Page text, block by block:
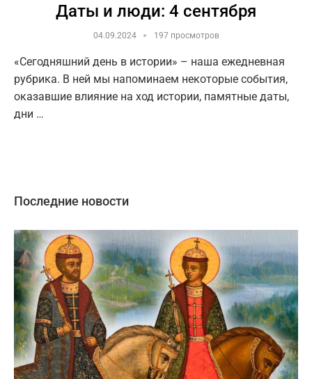
Даты и люди: 4 сентября
04.09.2024 197 просмотров
«Сегодняшний день в истории» – наша ежедневная
рубрика. В ней мы напоминаем некоторые события,
оказавшие влияние на ход истории, памятные даты,
дни …
Последние новости